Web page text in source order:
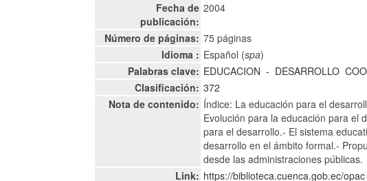
Fecha de
publicación:
2004
Número de páginas: 75 páginas
Idioma : Español (spa)
Palabras clave: EDUCACION - DESARROLLO
Clasificación: 372
Nota de contenido: Índice: La educación para el
Evolución para la educación para el
para el desarrollo.- El sistema
desarrollo en el ámbito formal.-
desde las administraciones públicas.
Link: https://biblioteca.cuenca.gob.ec/